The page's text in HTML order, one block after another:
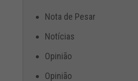
Nota de Pesar
Notícias
Opinião
Opinião